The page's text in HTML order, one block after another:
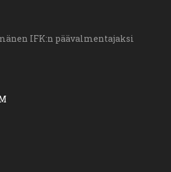
IFK:n päävalmentajaksi